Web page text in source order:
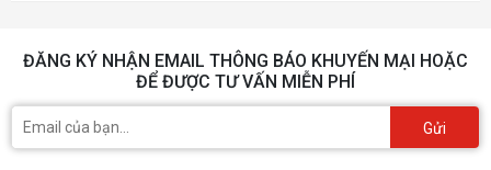
1x Cổng COM
HỆ ĐIỀU HÀNH
ĐĂNG KÝ NHẬN EMAIL THÔNG BÁO KHUYẾN MẠI HOẶC
ĐỂ ĐƯỢC TƯ VẤN MIỄN PHÍ
Gửi